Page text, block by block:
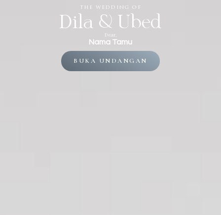
the wedding of
Dila & Ubed
Dear,
Nama Tamu
BUKA UNDANGAN